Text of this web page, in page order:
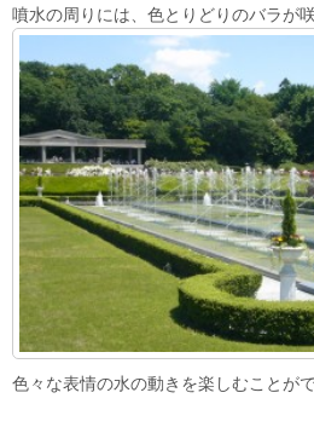
噴水の周りには、色とりどりのバラが
色々な表情の水の動きを楽しむことがで